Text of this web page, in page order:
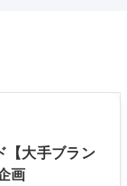
【大手ブラン
画